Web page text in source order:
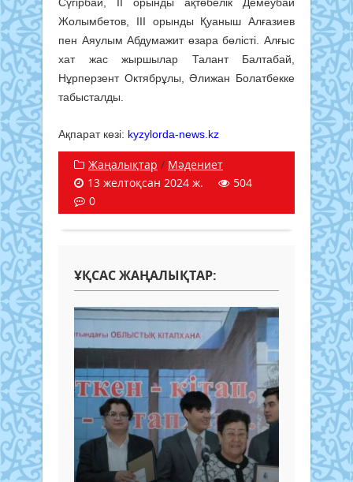
Жолымбетов, III орынды Қуаныш Алғазиев
пен Аяулым Абдумажит өзара бөлісті. Алғыс
хат жас жыршылар Талант Балтабай,
Нұрперзент Октябрұлы, Әлижан Болатбекке
табысталды.
Ақпарат көзі: kyzylorda-news.kz
Жаңалықтар / Мәдениет
13 желтоқсан 2024 ж.
504
0
ҰҚСАС ЖАҢАЛЫҚТАР: